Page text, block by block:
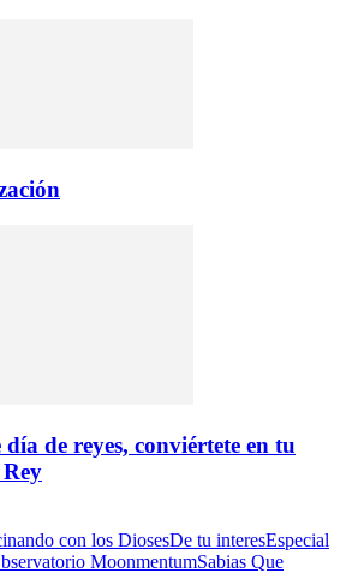
día de reyes, conviértete en tu
con los DiosesDe tu interesEspecial
MoonmentumSabias Que